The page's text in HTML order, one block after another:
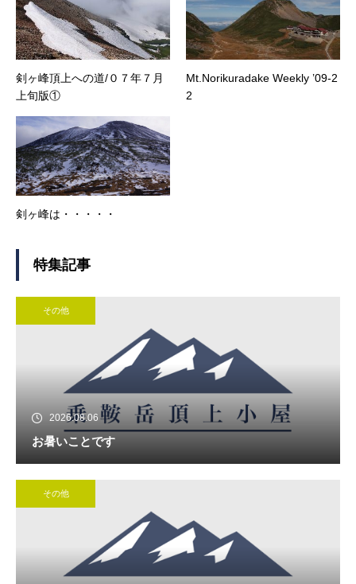
剣ヶ峰頂上への道/０７年７月
上旬版①
Mt.Norikuradake Weekly ’09-2
2
剣ヶ峰は・・・・・
特集記事
その他
2026.08.06
お暑いことです
その他